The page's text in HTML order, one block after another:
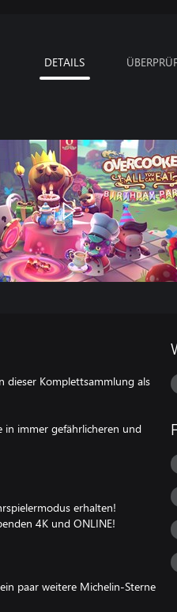
DETAILS
dieser Komplettsammlung als
in immer gefährlicheren und
erhalten!
4K und ONLINE!
paar weitere Michelin-Sterne